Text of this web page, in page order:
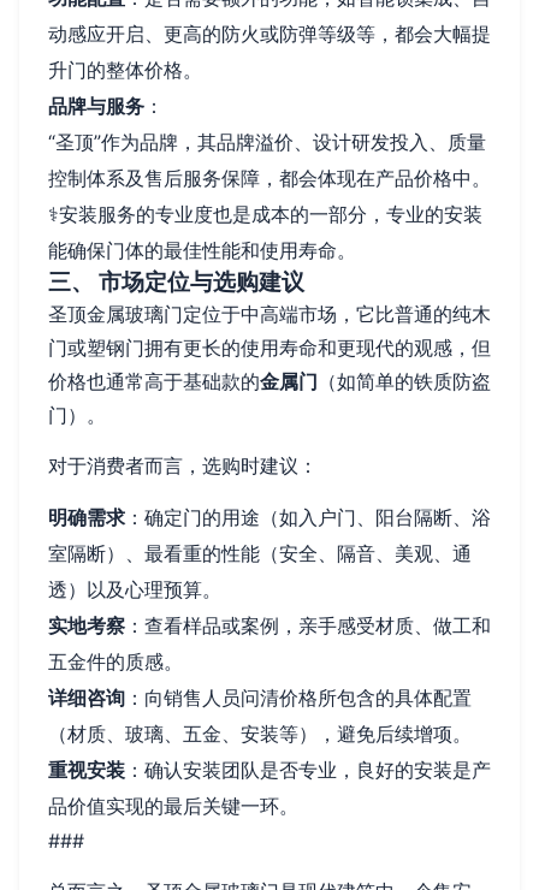
动感应开启、更高的防火或防弹等级等，都会大幅提
升门的整体价格。
品牌与服务 ：
“圣顶”作为品牌，其品牌溢价、设计研发投入、质量
控制体系及售后服务保障，都会体现在产品价格中。
‍⚕️安装服务的专业度也是成本的一部分，专业的安装
能确保门体的最佳性能和使用寿命。
三、 市场定位与选购建议
圣顶金属玻璃门定位于中高端市场，它比普通的纯木
门或塑钢门拥有更长的使用寿命和更现代的观感，但
价格也通常高于基础款的金属门 （如简单的铁质防盗
门）。
对于消费者而言，选购时建议：
明确需求 ：确定门的用途（如入户门、阳台隔断、浴
室隔断）、最看重的性能（安全、隔音、美观、通
透）以及心理预算。
实地考察 ：查看样品或案例，亲手感受材质、做工和
五金件的质感。
详细咨询 ：向销售人员问清价格所包含的具体配置
（材质、玻璃、五金、安装等），避免后续增项。
重视安装 ：确认安装团队是否专业，良好的安装是产
品价值实现的最后关键一环。
###